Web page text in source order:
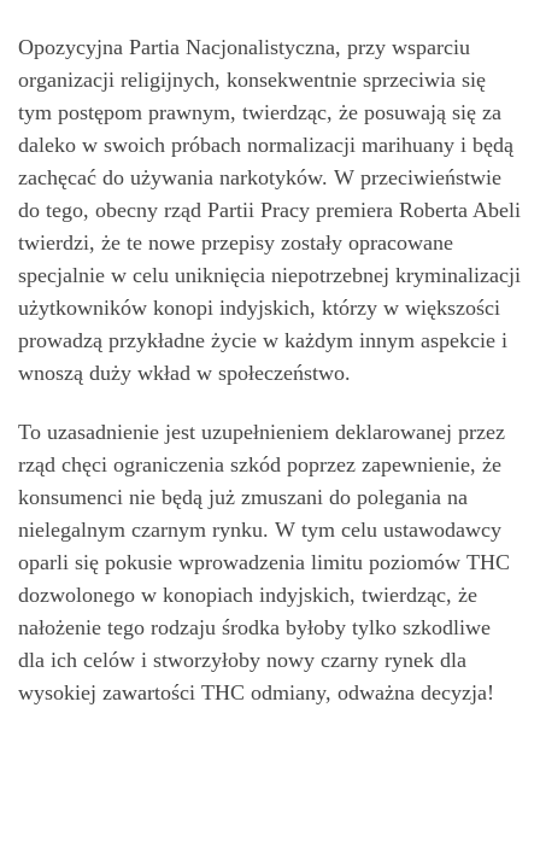
Opozycyjna Partia Nacjonalistyczna, przy wsparciu
organizacji religijnych, konsekwentnie sprzeciwia się
tym postępom prawnym, twierdząc, że posuwają się za
daleko w swoich próbach normalizacji marihuany i będą
zachęcać do używania narkotyków. W przeciwieństwie
do tego, obecny rząd Partii Pracy premiera Roberta Abeli
​​twierdzi, że te nowe przepisy zostały opracowane
specjalnie w celu uniknięcia niepotrzebnej kryminalizacji
użytkowników konopi indyjskich, którzy w większości
prowadzą przykładne życie w każdym innym aspekcie i
wnoszą duży wkład w społeczeństwo.
To uzasadnienie jest uzupełnieniem deklarowanej przez
rząd chęci ograniczenia szkód poprzez zapewnienie, że
konsumenci nie będą już zmuszani do polegania na
nielegalnym czarnym rynku. W tym celu ustawodawcy
oparli się pokusie wprowadzenia limitu poziomów THC
dozwolonego w konopiach indyjskich, twierdząc, że
nałożenie tego rodzaju środka byłoby tylko szkodliwe
dla ich celów i stworzyłoby nowy czarny rynek dla
wysokiej zawartości THC odmiany, odważna decyzja!